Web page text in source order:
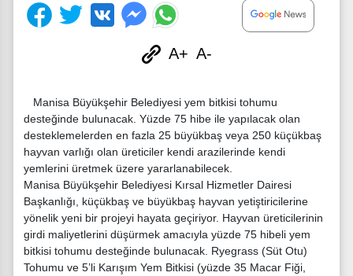
A+ A-
Manisa Büyükşehir Belediyesi yem bitkisi tohumu
desteğinde bulunacak. Yüzde 75 hibe ile yapılacak olan
desteklemelerden en fazla 25 büyükbaş veya 250 küçükbaş
hayvan varlığı olan üreticiler kendi arazilerinde kendi
yemlerini üretmek üzere yararlanabilecek.
Manisa Büyükşehir Belediyesi Kırsal Hizmetler Dairesi
Başkanlığı, küçükbaş ve büyükbaş hayvan yetiştiricilerine
yönelik yeni bir projeyi hayata geçiriyor. Hayvan üreticilerinin
girdi maliyetlerini düşürmek amacıyla yüzde 75 hibeli yem
bitkisi tohumu desteğinde bulunacak. Ryegrass (Süt Otu)
Tohumu ve 5’li Karışım Yem Bitkisi (yüzde 35 Macar Fiği,